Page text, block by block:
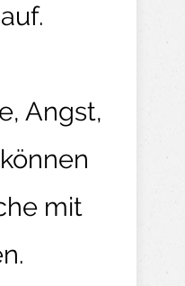
Angst,
mit